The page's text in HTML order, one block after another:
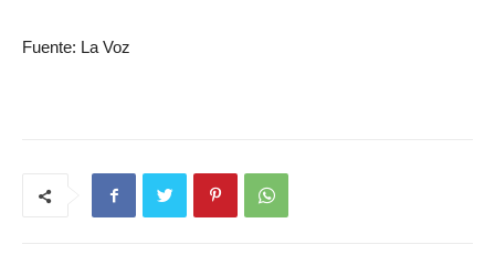
Fuente: La Voz